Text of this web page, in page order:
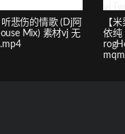
悲伤的情歌 (Dj阿
Mix) 素材vj 无
【
依纯